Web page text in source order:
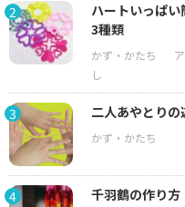
2
ハートいっぱ
3種類
3 二人あやとり
4 千羽鶴の作り方